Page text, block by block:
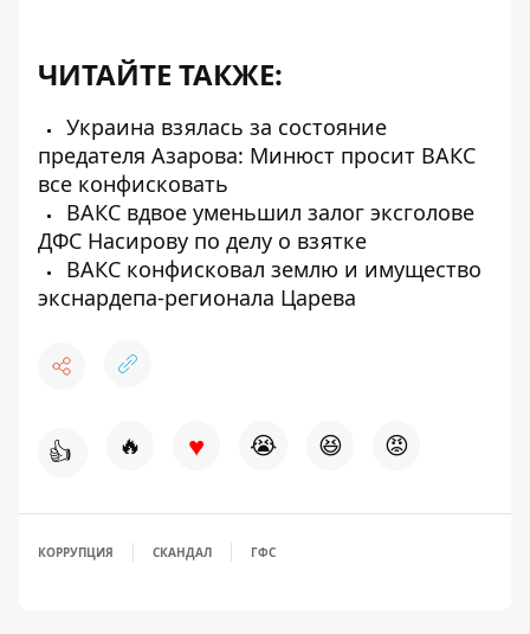
ЧИТАЙТЕ ТАКЖЕ:
Украина взялась за состояние
предателя Азарова: Минюст просит ВАКС
все конфисковать
ВАКС вдвое уменьшил залог эксголове
ДФС Насирову по делу о взятке
ВАКС конфисковал землю и имущество
экснардепа-регионала Царева
👍 🔥 ♥ 😭 😆 😡
КОРРУПЦИЯ СКАНДАЛ ГФС